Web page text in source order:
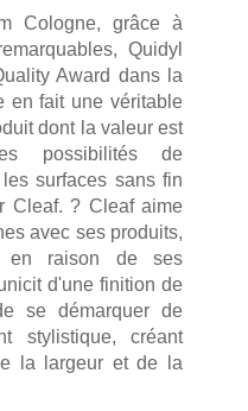
Cologne, grâce à
Quidyl
Award dans la
en fait une véritable
dont la valeur est
possibilités de
surfaces sans fin
Cleaf. ? Cleaf aime
avec ses produits,
en raison de ses
d'une finition de
se démarquer de
stylistique, créant
la largeur et de la